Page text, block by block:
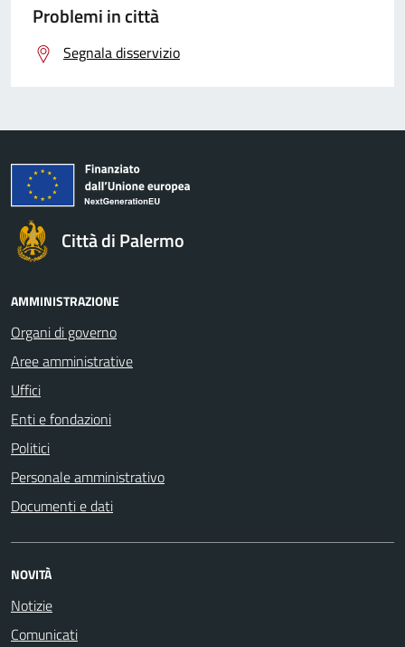
Problemi in città
Segnala disservizio
Città di Palermo
AMMINISTRAZIONE
Organi di governo
Aree amministrative
Uffici
Enti e fondazioni
Politici
Personale amministrativo
Documenti e dati
NOVITÀ
Notizie
Comunicati